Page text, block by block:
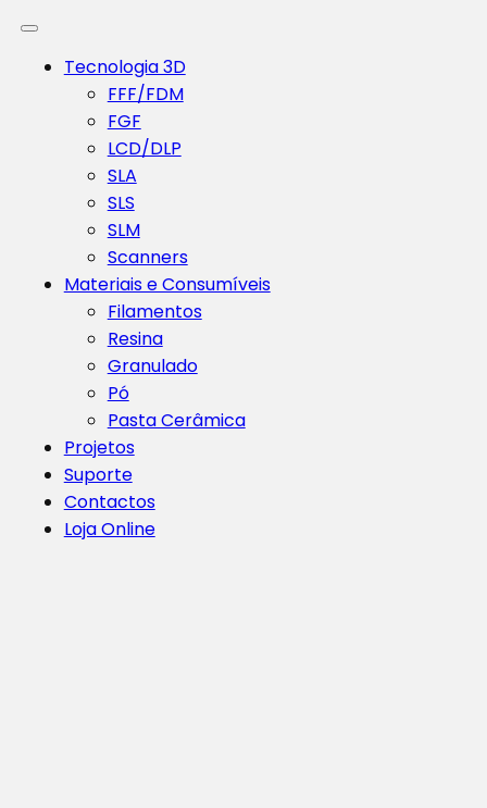
Tecnologia 3D
FFF/FDM
FGF
LCD/DLP
SLA
SLS
SLM
Scanners
Materiais e Consumíveis
Filamentos
Resina
Granulado
Pó
Pasta Cerâmica
Projetos
Suporte
Contactos
Loja Online